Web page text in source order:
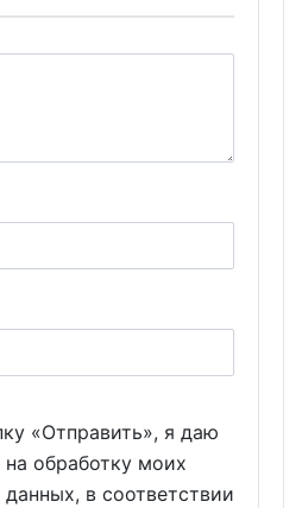
«Отправить», я даю
на обработку моих
в соответствии